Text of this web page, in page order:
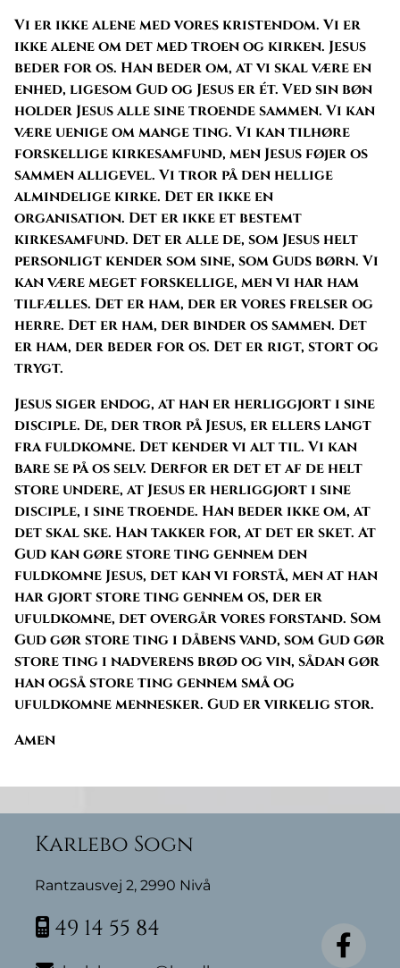
Vi er ikke alene med vores kristendom. Vi er
ikke alene om det med troen og kirken. Jesus
beder for os. Han beder om, at vi skal være en
enhed, ligesom Gud og Jesus er ét. Ved sin bøn
holder Jesus alle sine troende sammen. Vi kan
være uenige om mange ting. Vi kan tilhøre
forskellige kirkesamfund, men Jesus føjer os
sammen alligevel. Vi tror på den hellige
almindelige kirke. Det er ikke en
organisation. Det er ikke et bestemt
kirkesamfund. Det er alle de, som Jesus helt
personligt kender som sine, som Guds børn. Vi
kan være meget forskellige, men vi har ham
tilfælles. Det er ham, der er vores frelser og
herre. Det er ham, der binder os sammen. Det
er ham, der beder for os. Det er rigt, stort og
trygt.
Jesus siger endog, at han er herliggjort i sine
disciple. De, der tror på Jesus, er ellers langt
fra fuldkomne. Det kender vi alt til. Vi kan
bare se på os selv. Derfor er det et af de helt
store undere, at Jesus er herliggjort i sine
disciple, i sine troende. Han beder ikke om, at
det skal ske. Han takker for, at det er sket. At
Gud kan gøre store ting gennem den
fuldkomne Jesus, det kan vi forstå, men at han
har gjort store ting gennem os, der er
ufuldkomne, det overgår vores forstand. Som
Gud gør store ting i dåbens vand, som Gud gør
store ting i nadverens brød og vin, sådan gør
han også store ting gennem små og
ufuldkomne mennesker. Gud er virkelig stor.
Amen
Karlebo Sogn
Rantzausvej 2, 2990 Nivå
 49 14 55 84